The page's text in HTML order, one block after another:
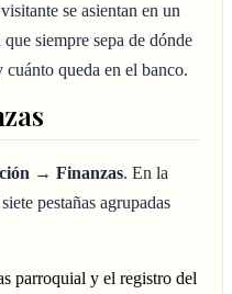
se asientan en un
siempre sepa de dónde
queda en el banco.
→ Finanzas. En la
pestañas agrupadas
parroquial y el registro del